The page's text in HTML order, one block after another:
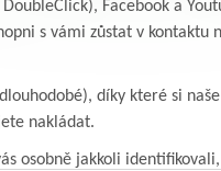
obvykle do měsíce
předložit rodný,
úmrtí blízké osoby na
již po dni úmrtí).
Facebook a
s vámi zůstat v
díky které si
nakládat.
osobně jakkoli